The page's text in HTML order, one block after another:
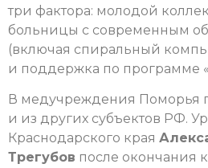
три фактора: молодой
больницы с современным
(включая спиральный
и поддержка по программе
В медучреждения Поморья
и из других субъектов РФ.
Краснодарского края
Трегубов после окончания